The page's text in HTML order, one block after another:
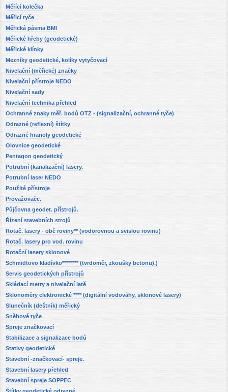
Měřící kolečka
Měřicí tyče
Měřická pásma BMI
Měřické hřeby (geodetické)
Měřické klínky
Mezníky geodetické, kolíky vytyčovací
Nivelační (měřické) značky
Nivelační přístroje NEDO
Nivelační sady
Nivelační technika přehled
Ochranné znaky měř. bodů OTZ - (signalizační, ochranné tyče)
Odrazné (reflexní) štítky
Odrazné hranoly geodetické
Olovnice geodetické
Pentagon geodetický
Potrubní (kanalizační) lasery.
Potrubní laser NEDO
Použité přístroje
Provažovače.
Půjčovna geodet. přístrojů.
Řízení stavebních strojů
Rotač. lasery - obě roviny** (vodorovnou a svislou rovinu)
Rotač. lasery pro vod. rovinu
Rotační lasery sklonové
Schmidtovo kladívko******** (tvrdoměr, zkoušky betonu).)
Servis geodetických přístrojů
Skládací metry a nivelační latě
Sklonoměry elektronické **** (digitální vodováhy, sklonové lasery)
Slunečník (deštník) měřický
Sněhové tyče
Spreje značkovací
Stabilizace a signalizace bodů
Stativy geodetické
Stavební -značkovací- spreje.
Stavební lasery přehled
Stavební spreje SOPPEC